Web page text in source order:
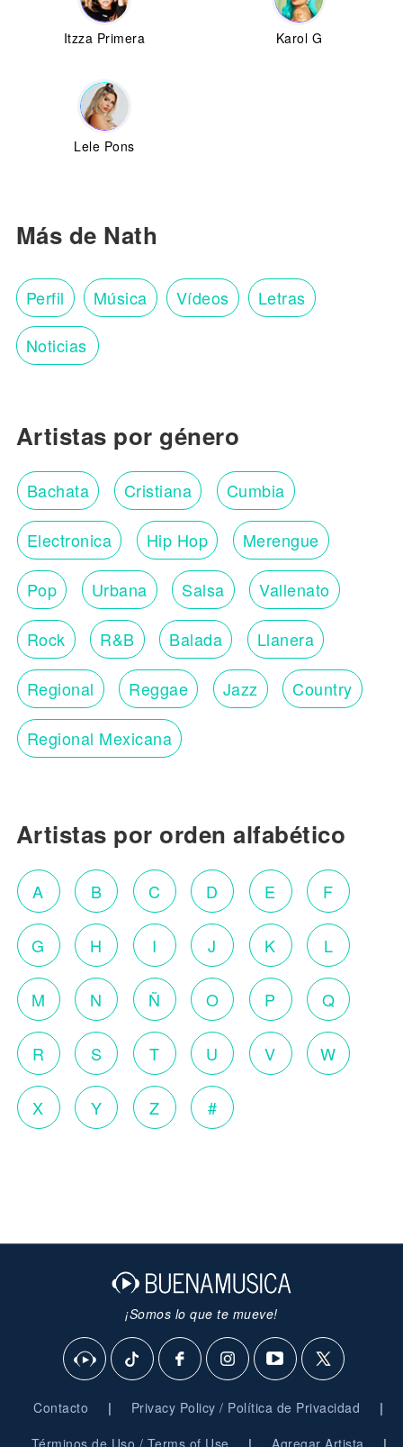
Itzza Primera Karol G
Lele Pons
Más de Nath
Perfil Música Vídeos Letras
Noticias
Artistas por género
Bachata Cristiana Cumbia
Electronica Hip Hop Merengue
Pop Urbana Salsa Vallenato
Rock R&B Balada Llanera
Regional Reggae Jazz Country
Regional Mexicana
Artistas por orden alfabético
A B C D E F
G H I J K L
M N Ñ O P Q
R S T U V W
X Y Z #
¡Somos lo que te mueve!
Contacto | Privacy Policy / Política de Privacidad |
Términos de Uso / Terms of Use | Agregar Artista |